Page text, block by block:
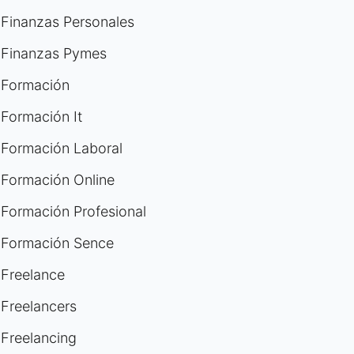
Finanzas Personales
Finanzas Pymes
Formación
Formación It
Formación Laboral
Formación Online
Formación Profesional
Formación Sence
Freelance
Freelancers
Freelancing